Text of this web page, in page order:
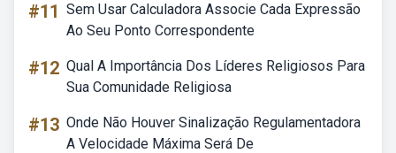
#11 Sem Usar Calculadora Associe Cada Expressão
Ao Seu Ponto Correspondente
#12 Qual A Importância Dos Líderes Religiosos Para
Sua Comunidade Religiosa
#13 Onde Não Houver Sinalização Regulamentadora
A Velocidade Máxima Será De